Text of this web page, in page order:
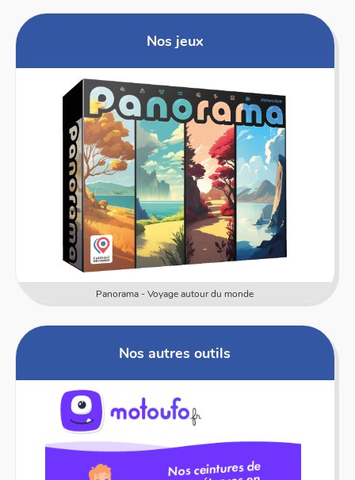
Nos jeux
Panorama - Voyage autour du monde
Nos autres outils